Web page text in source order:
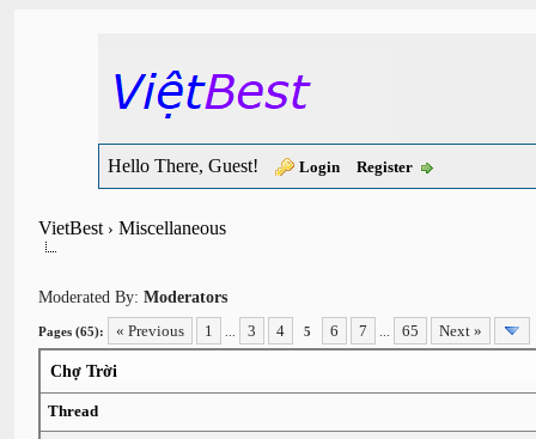
Hello There, Guest! Login Register
VietBest›Miscellaneous
Moderated By:Moderators
Pages (65): « Previous 1 3 4 5 6 7 65 Next »
Chợ Trời
Thread